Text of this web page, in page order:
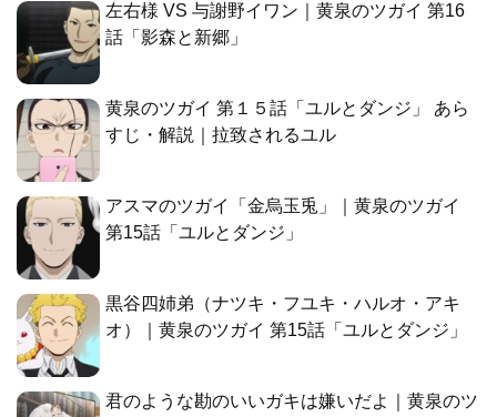
左右様 VS 与謝野イワン｜黄泉のツガイ 第16
話「影森と新郷」
黄泉のツガイ 第１５話「ユルとダンジ」 あら
すじ・解説｜拉致されるユル
アスマのツガイ「金烏玉兎」｜黄泉のツガイ
第15話「ユルとダンジ」
黒谷四姉弟（ナツキ・フユキ・ハルオ・アキ
オ）｜黄泉のツガイ 第15話「ユルとダンジ」
君のような勘のいいガキは嫌いだよ｜黄泉のツ